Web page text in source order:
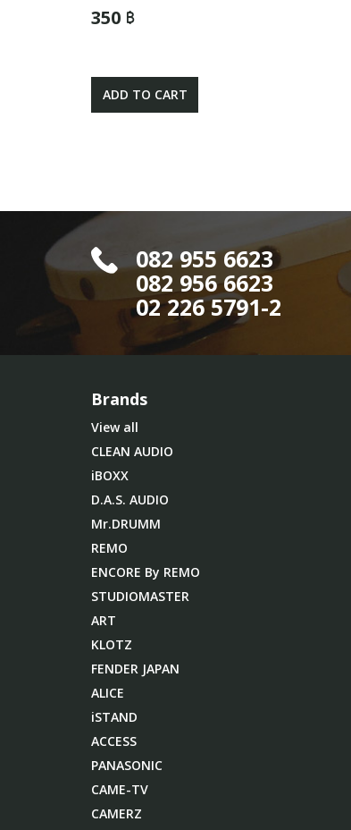
350 ฿
ADD TO CART
082 955 6623
082 956 6623
02 226 5791-2
Brands
View all
CLEAN AUDIO
iBOXX
D.A.S. AUDIO
Mr.DRUMM
REMO
ENCORE By REMO
STUDIOMASTER
ART
KLOTZ
FENDER JAPAN
ALICE
iSTAND
ACCESS
PANASONIC
CAME-TV
CAMERZ